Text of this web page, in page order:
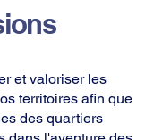
et valoriser les
territoires afin que
des quartiers